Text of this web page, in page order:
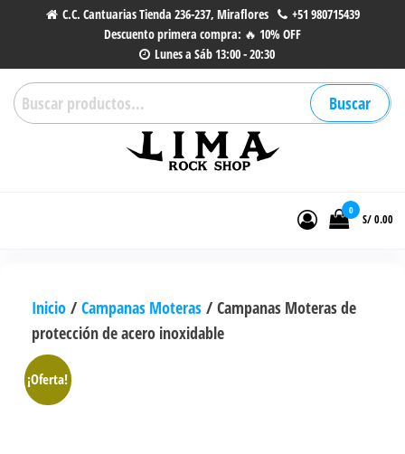
C.C. Cantuarias Tienda 236-237, Miraflores
+51 980715439
Descuento primera compra: 🔥 10% OFF
Lunes a Sáb 13:00 - 20:30
Buscar
por:
Buscar
Joyas de Acero | Tienda de
Música de Vinilos, CDs y más.
0
S/ 0.00
Inicio / Campanas Moteras / Campanas Moteras de
protección de acero inoxidable
¡Oferta!